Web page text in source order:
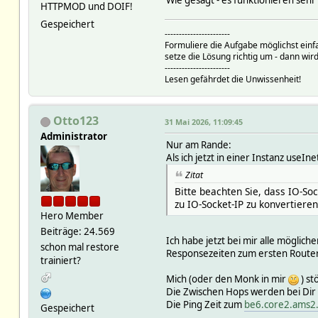
HTTPMOD und DOIF!
Gespeichert
-----------------------
Formuliere die Aufgabe möglichst
setze die Lösung richtig um - dann
-----------------------
Lesen gefährdet die Unwissenheit!
Otto123
Administrator
Hero Member
Beiträge: 24.569
schon mal restore
trainiert?
Gespeichert
31 Mai 2026, 11:09:45
Nur am Rande:
Als ich jetzt in einer Instanz
Zitat
Bitte beachten Sie, dass IO-
zu IO-Socket-IP zu
Ich habe jetzt bei mir alle
Responsezeiten zum ersten
Mich (oder den Monk in mir
)
Die Zwischen Hops werden bei
Die Ping Zeit zum